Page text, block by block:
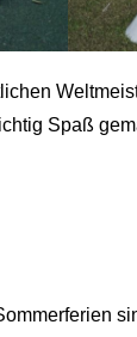
Spaß